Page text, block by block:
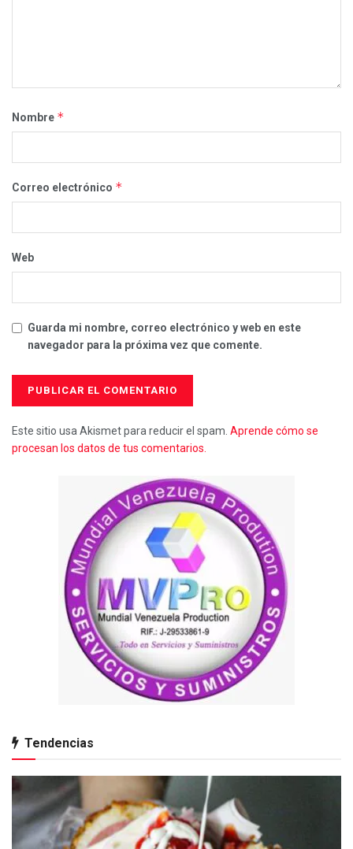
Nombre *
Correo electrónico *
Web
Guarda mi nombre, correo electrónico y web en este
navegador para la próxima vez que comente.
Este sitio usa Akismet para reducir el spam. Aprende cómo se
procesan los datos de tus comentarios.
Tendencias